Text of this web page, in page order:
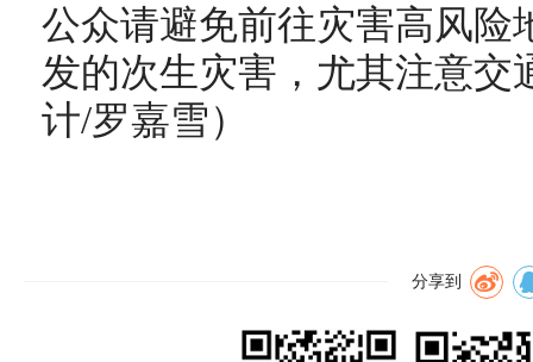
公众请避免前往灾害高风险
发的次生灾害，尤其注意交
计/罗嘉雪）
分享到